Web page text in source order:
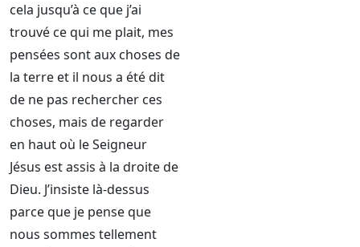
cela jusqu’à ce que j’ai
trouvé ce qui me plait, mes
pensées sont aux choses de
la terre et il nous a été dit
de ne pas rechercher ces
choses, mais de regarder
en haut où le Seigneur
Jésus est assis à la droite de
Dieu. J’insiste là-dessus
parce que je pense que
nous sommes tellement